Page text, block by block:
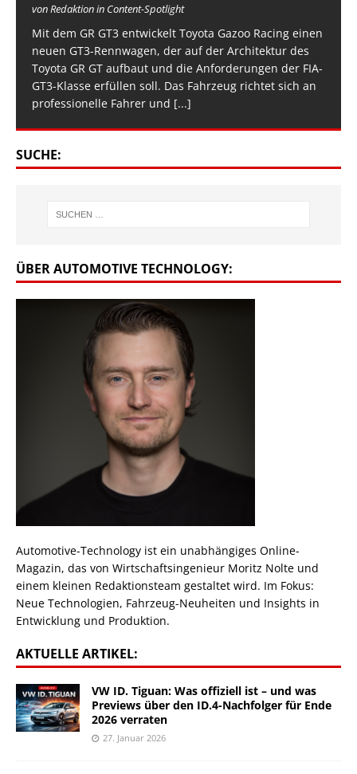
von Redaktion in Content-Spotlight
Mit dem GR GT3 entwickelt Toyota Gazoo Racing einen
neuen GT3-Rennwagen, der auf der Architektur des
Toyota GR GT aufbaut und die Anforderungen der FIA-
GT3-Klasse erfüllen soll. Das Fahrzeug richtet sich an
professionelle Fahrer und [...]
SUCHE:
ÜBER AUTOMOTIVE TECHNOLOGY:
Automotive-Technology ist ein unabhängiges Online-
Magazin, das von Wirtschaftsingenieur Moritz Nolte und
einem kleinen Redaktionsteam gestaltet wird. Im Fokus:
Neue Technologien, Fahrzeug-Neuheiten und Insights in
Entwicklung und Produktion.
AKTUELLE ARTIKEL:
VW ID. Tiguan: Was offiziell ist – und was
Previews über den ID.4-Nachfolger für Ende
2026 verraten
27. Januar 2026